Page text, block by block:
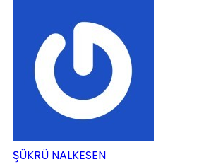
ONIKIŞUBAT
PAZARCIK
TÜRKOĞLU
ŞÜKRÜ NALKESEN